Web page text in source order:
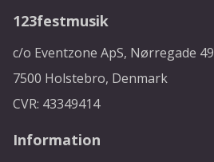
123festmusik
c/o Eventzone ApS, Nørregade 49
7500 Holstebro, Denmark
CVR: 43349414
Information